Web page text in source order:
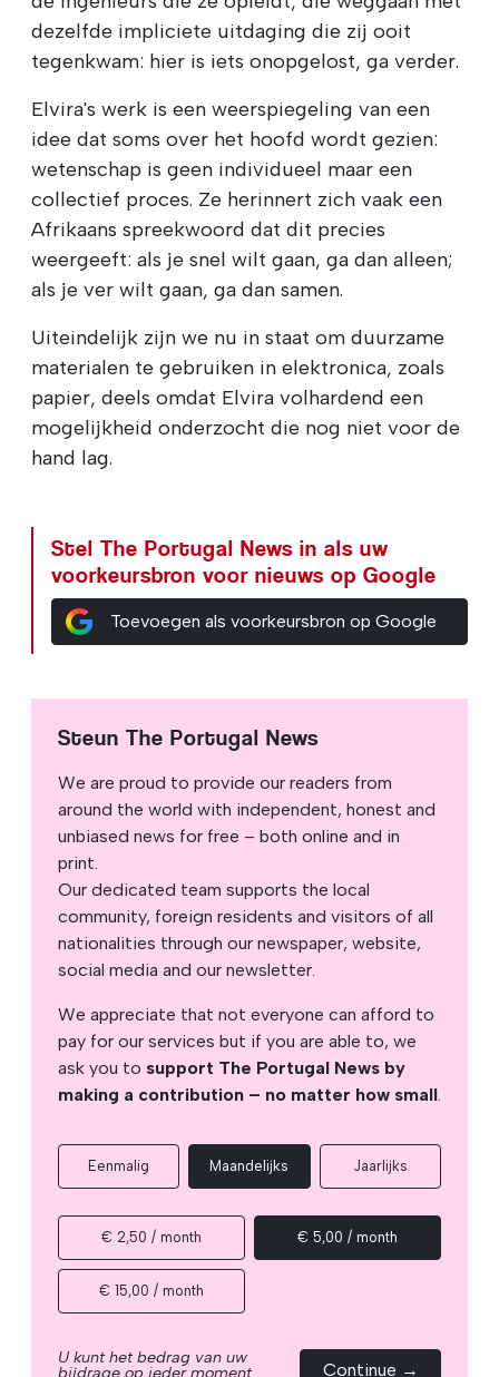
dezelfde impliciete uitdaging die zij ooit
tegenkwam: hier is iets onopgelost, ga verder.
Elvira's werk is een weerspiegeling van een
idee dat soms over het hoofd wordt gezien:
wetenschap is geen individueel maar een
collectief proces. Ze herinnert zich vaak een
Afrikaans spreekwoord dat dit precies
weergeeft: als je snel wilt gaan, ga dan alleen;
als je ver wilt gaan, ga dan samen.
Uiteindelijk zijn we nu in staat om duurzame
materialen te gebruiken in elektronica, zoals
papier, deels omdat Elvira volhardend een
mogelijkheid onderzocht die nog niet voor de
hand lag.
Stel The Portugal News in als uw
voorkeursbron voor nieuws op Google
Toevoegen als voorkeursbron op Google
Steun The Portugal News
We are proud to provide our readers from
around the world with independent, honest and
unbiased news for free – both online and in
print.
Our dedicated team supports the local
community, foreign residents and visitors of all
nationalities through our newspaper, website,
social media and our newsletter.
We appreciate that not everyone can afford to
pay for our services but if you are able to, we
ask you to support The Portugal News by
making a contribution – no matter how small.
Eenmalig Maandelijks Jaarlijks
€ 2,50 / month € 5,00 / month
€ 15,00 / month
U kunt het bedrag van uw
bijdrage op ieder moment Continue →